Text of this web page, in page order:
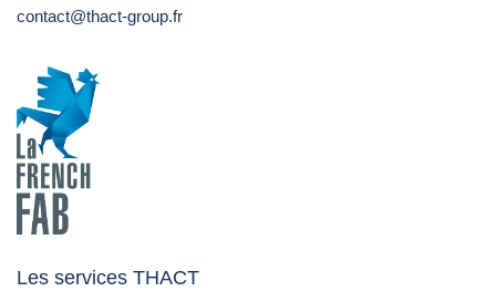
contact@thact-group.fr
Les services THACT